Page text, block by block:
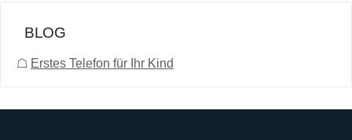
BLOG
☖ Erstes Telefon für Ihr Kind